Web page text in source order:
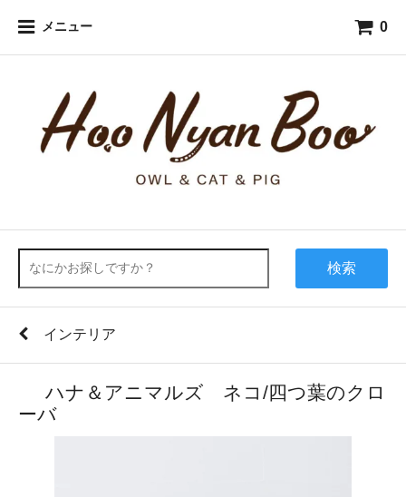
メニュー 0
検索
インテリア
ハナ＆アニマルズ ネコ/四つ葉のクロ
ーバ